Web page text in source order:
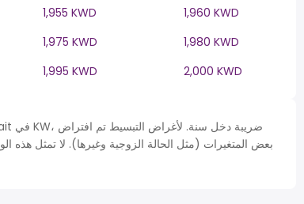
1,955 KWD
1,960 KWD
1,975 KWD
1,980 KWD
1,995 KWD 2,000 KWD
بعض المتغيرات (مثل الحالة الزوجية وغيرها). لا تمثل هذه